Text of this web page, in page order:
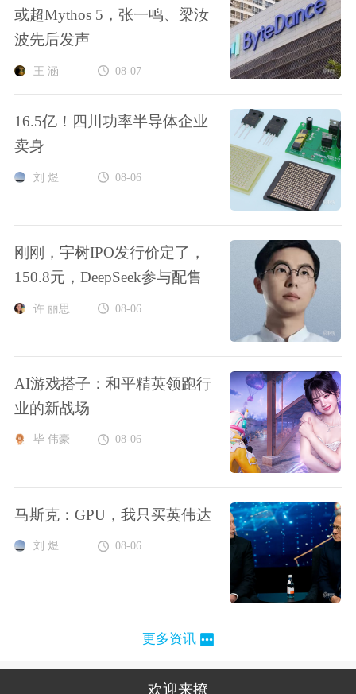
或超Mythos 5，张一鸣、梁汝
波先后发声
王 涵 08-07
16.5亿！四川功率半导体企业
卖身
刘 煜 08-06
刚刚，宇树IPO发行价定了，
150.8元，DeepSeek参与配售
许 丽思 08-06
AI游戏搭子：和平精英领跑行
业的新战场
毕 伟豪 08-06
马斯克：GPU，我只买英伟达
刘 煜 08-06
更多资讯
欢迎来撩